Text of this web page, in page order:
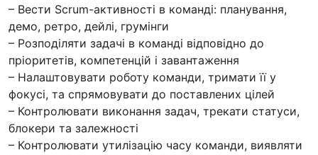
– Вести Scrum-активності в команді: планування,
демо, ретро, дейлі, грумінги
– Розподіляти задачі в команді відповідно до
пріоритетів, компетенцій і завантаження
– Налаштовувати роботу команди, тримати її у
фокусі, та спрямовувати до поставлених цілей
– Контролювати виконання задач, трекати статуси,
блокери та залежності
– Контролювати утилізацію часу команди, виявляти